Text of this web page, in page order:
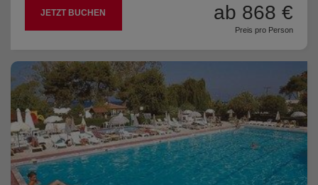
JETZT BUCHEN ab 868 €
Preis pro Person